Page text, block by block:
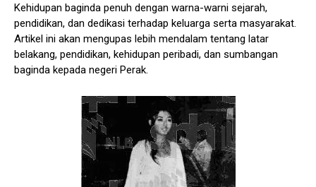
Kehidupan baginda penuh dengan warna-warni sejarah,
pendidikan, dan dedikasi terhadap keluarga serta masyarakat.
Artikel ini akan mengupas lebih mendalam tentang latar
belakang, pendidikan, kehidupan peribadi, dan sumbangan
baginda kepada negeri Perak.